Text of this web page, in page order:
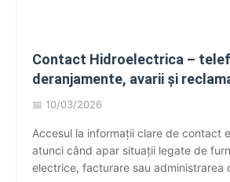
Contact Hidroelectrica –
deranjamente, avarii și
📅 10/03/2026
Accesul la informații clare de contact
atunci când apar situații legate de
electrice, facturare sau administrarea